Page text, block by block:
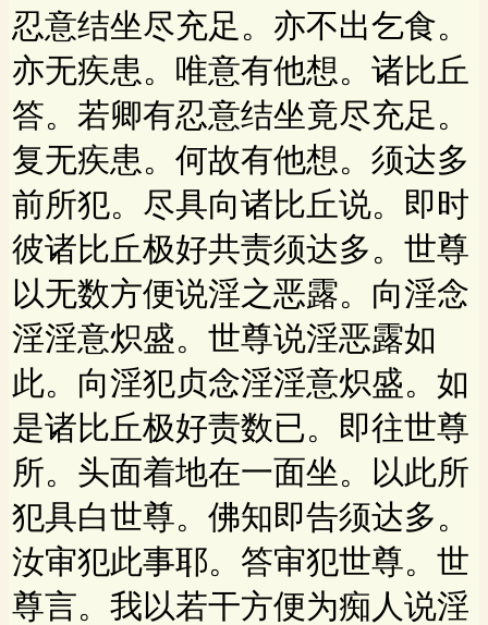
忍意结坐尽充足。亦不出乞食。
亦无疾患。唯意有他想。诸比丘
答。若卿有忍意结坐竟尽充足。
复无疾患。何故有他想。须达多
前所犯。尽具向诸比丘说。即时
彼诸比丘极好共责须达多。世尊
以无数方便说淫之恶露。向淫念
淫淫意炽盛。世尊说淫恶露如
此。向淫犯贞念淫淫意炽盛。如
是诸比丘极好责数已。即往世尊
所。头面着地在一面坐。以此所
犯具白世尊。佛知即告须达多。
汝审犯此事耶。答审犯世尊。世
尊言。我以若干方便为痴人说淫